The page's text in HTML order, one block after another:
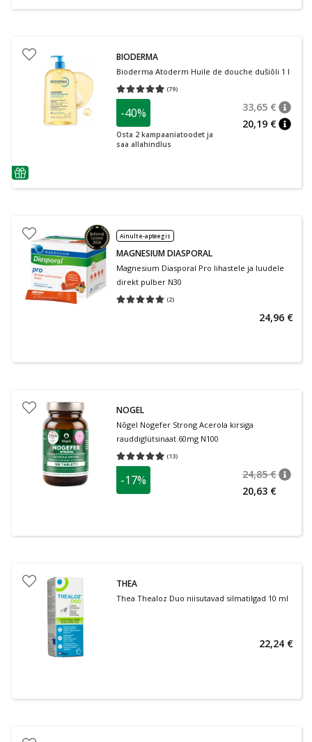
nõuanne
BIODERMA
Bioderma Atoderm Huile de douche dušiõli 1 l
(79)
Keskmine hinnang 4.95
-40%
Osta 2 kampaaniatoodet ja
saa allahindlus
33,65 €
20,19 €
Ainult e-apteegis
MAGNESIUM DIASPORAL
Magnesium Diasporal Pro lihastele ja luudele
direkt pulber N30
(2)
Keskmine hinnang 5.00
24,96 €
NOGEL
Nõgel Nogefer Strong Acerola kirsiga
rauddiglütsinaat 60mg N100
(13)
Keskmine hinnang 4.92
-17% 24,85 €
20,63 €
THEA
Thea Thealoz Duo niisutavad silmatilgad 10 ml
22,24 €